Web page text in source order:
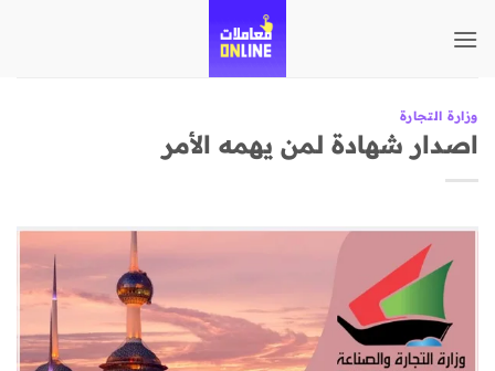
للمحتوى
وزارة التجارة
اصدار شهادة لمن يهمه الأمر